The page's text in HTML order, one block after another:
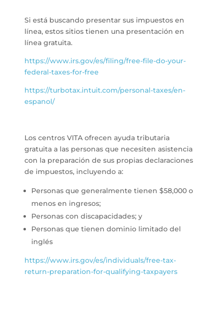
Si está buscando presentar sus impuestos en
línea, estos sitios tienen una presentación en
línea gratuita.
https://www.irs.gov/es/filing/free-file-do-your-
federal-taxes-for-free
https://turbotax.intuit.com/personal-taxes/en-
espanol/
Los centros VITA ofrecen ayuda tributaria
gratuita a las personas que necesiten asistencia
con la preparación de sus propias declaraciones
de impuestos, incluyendo a:
Personas que generalmente tienen $58,000 o
menos en ingresos;
Personas con discapacidades; y
Personas que tienen dominio limitado del
inglés
https://www.irs.gov/es/individuals/free-tax-
return-preparation-for-qualifying-taxpayers